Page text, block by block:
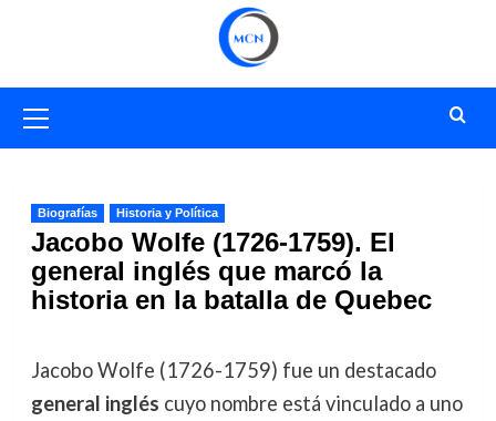
primario
Biografías Historia y Política
Jacobo Wolfe (1726-1759). El
general inglés que marcó la
historia en la batalla de Quebec
Jacobo Wolfe (1726-1759) fue un destacado
general inglés cuyo nombre está vinculado a uno